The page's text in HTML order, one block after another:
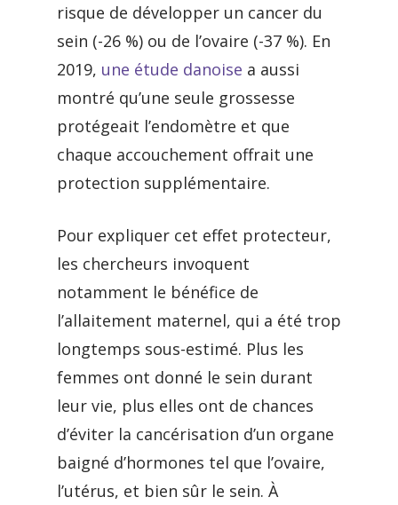
risque de développer un cancer du
sein (-26 %) ou de l’ovaire (-37 %). En
2019, une étude danoise a aussi
montré qu’une seule grossesse
protégeait l’endomètre et que
chaque accouchement offrait une
protection supplémentaire.
Pour expliquer cet effet protecteur,
les chercheurs invoquent
notamment le bénéfice de
l’allaitement maternel, qui a été trop
longtemps sous-estimé. Plus les
femmes ont donné le sein durant
leur vie, plus elles ont de chances
d’éviter la cancérisation d’un organe
baigné d’hormones tel que l’ovaire,
l’utérus, et bien sûr le sein. À